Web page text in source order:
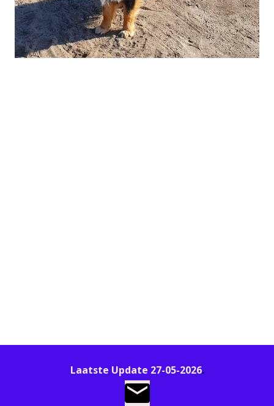
Laatste Update 27-05-2026.